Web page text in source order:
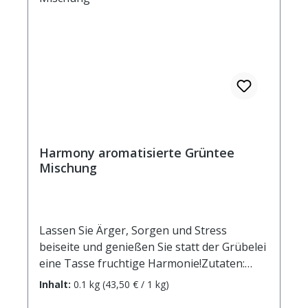
Harmony aromatisierte Grüntee
Mischung
Lassen Sie Ärger, Sorgen und Stress
beiseite und genießen Sie statt der Grübelei
eine Tasse fruchtige Harmonie!Zutaten:
Grüner Tee China Sencha, Aroma, kandierte
Mangostücke (Mango, Zucker),
Inhalt: 0.1 kg (43,50 € / 1 kg)